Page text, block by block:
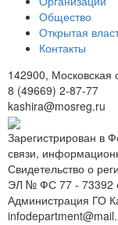
Общество
Открытая
Контакты
142900, Московская
8 (49669) 2-87-77
kashira@mosreg.ru
Зарегистрирован в
связи,
Свидетельство о
ЭЛ № ФС 77 - 73392
Администрация ГО